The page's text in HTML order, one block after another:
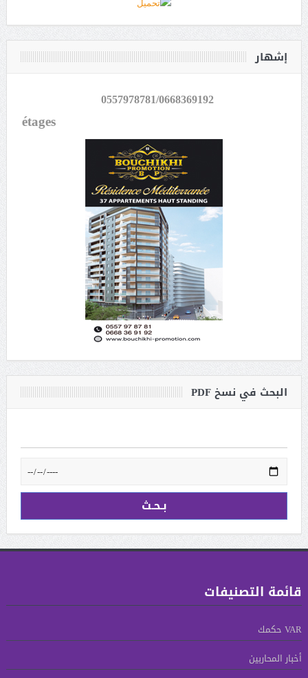
إشهار
0557978781/0668369192
البحث في نسخ PDF
قائمة التصنيفات
VAR حكمك
أخبار المحاربين